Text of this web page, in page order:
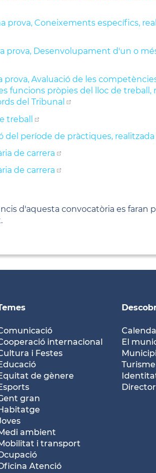
prova, Coneixements específics,
prova, Desenvolupament d'un o
prova, Avaluació de les
funcions pròpies del lloc de treball,
del Tribunal
treball
del període de pràctiques, realitzada
de carrera
de carrera
d'aquesta convocatòria es faran
internacional
i Festes
de gènere
gran
ambient
i transport
Atenció
El
Turisme